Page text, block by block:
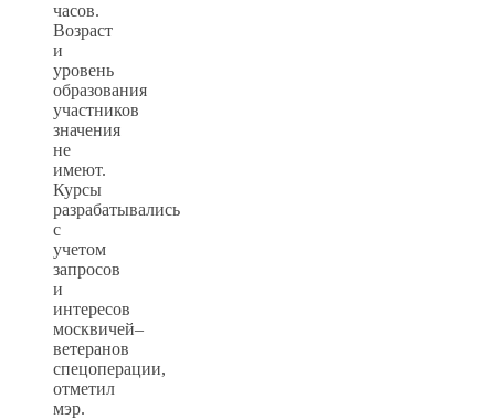
часов.
Возраст
и
уровень
образования
участников
значения
не
имеют.
Курсы
разрабатывались
с
учетом
запросов
и
интересов
москвичей–
ветеранов
спецоперации,
отметил
мэр.